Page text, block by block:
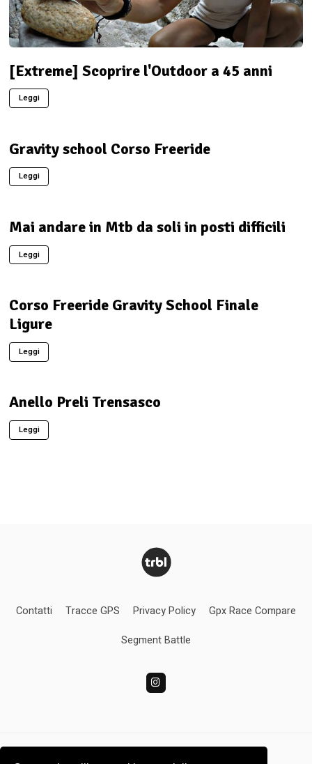
[Extreme] Scoprire l'Outdoor a 45 anni
Leggi
Gravity school Corso Freeride
Leggi
Mai andare in Mtb da soli in posti difficili
Leggi
Corso Freeride Gravity School Finale
Ligure
Leggi
Anello Preli Trensasco
Leggi
Contatti Tracce GPS Privacy Policy Gpx Race Compare
Segment Battle